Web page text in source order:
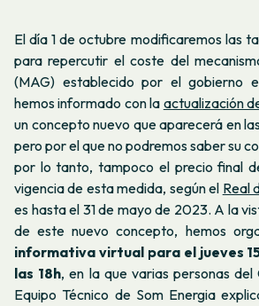
El día 1 de octubre modificaremos las
para repercutir el coste del
(MAG) establecido por el gobierno
hemos informado con la actualización
un concepto nuevo que aparecerá en
pero por el que no podremos saber su
por lo tanto, tampoco el precio final
vigencia de esta medida, según el Real
es hasta el 31 de mayo de 2023. A la
de este nuevo concepto, hemos
informativa virtual para el jueves
las 18h, en la que varias personas
Equipo Técnico de Som Energia